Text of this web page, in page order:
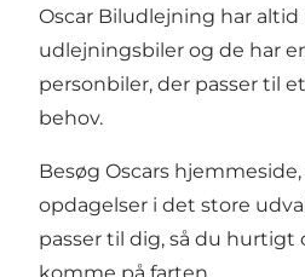
Oscar Biludlejning har
udlejningsbiler og de har
personbiler, der passer til
behov.
Besøg Oscars
opdagelser i det store
passer til dig, så du hurtigt